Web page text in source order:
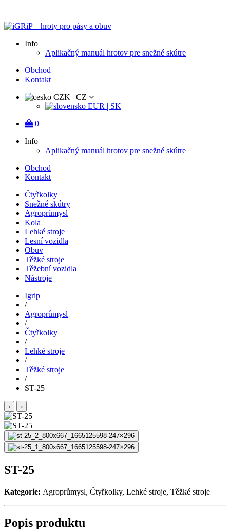
Info
Aplikačný manuál hrotov pre snežné skútre
Obchod
Kontakt
CZK | CZ
EUR | SK
0
Info
Aplikačný manuál hrotov pre snežné skútre
Obchod
Kontakt
Čtyřkolky
Snežné skútry
Agroprůmysl
Kola
Lehké stroje
Lesní vozidla
Obuv
Těžké stroje
Těžební vozidla
Nástroje
Igrip
/
Agroprůmysl
/
Čtyřkolky
/
Lehké stroje
/
Těžké stroje
/
ST-25
‹ ›
ST-25
Kategorie: Agroprůmysl, Čtyřkolky, Lehké stroje, Těžké stroje
Popis produktu